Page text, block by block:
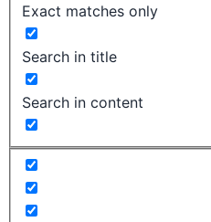
Exact matches only
Search in title
Search in content